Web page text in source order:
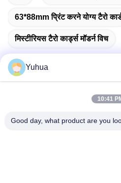
63*88mm प्रिंट करने योग्य टैरो
मिस्टीरियस टैरो कार्ड्स मॉडर्न विच
पता
Yuhua
10:41
Good day, what product are you